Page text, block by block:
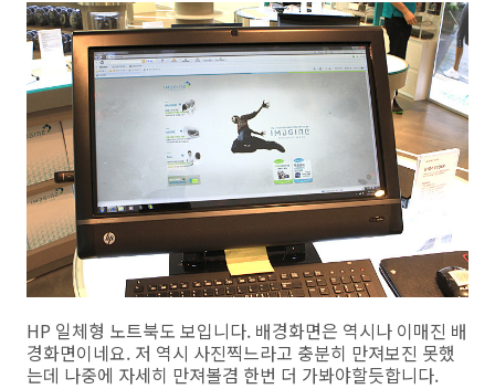
HP 일체형 노트북도 보입니다. 배경화면은 역시나 이매진 배
경화면이네요. 저 역시 사진찍느라고 충분히 만져보진 못했
는데 나중에 자세히 만져볼겸 한번 더 가봐야할듯합니다.